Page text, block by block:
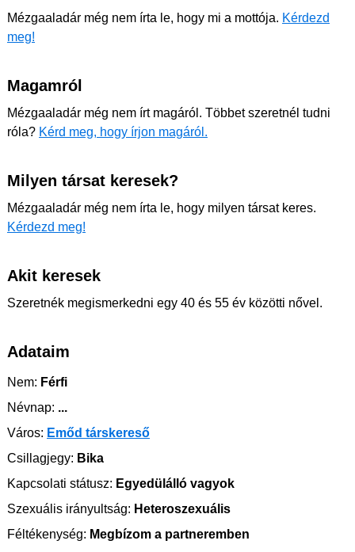
Mézgaaladár még nem írta le, hogy mi a mottója. Kérdezd
meg!
Magamról
Mézgaaladár még nem írt magáról. Többet szeretnél tudni
róla? Kérd meg, hogy írjon magáról.
Milyen társat keresek?
Mézgaaladár még nem írta le, hogy milyen társat keres.
Kérdezd meg!
Akit keresek
Szeretnék megismerkedni egy 40 és 55 év közötti nővel.
Adataim
Nem: Férfi
Névnap: ...
Város: Emőd társkereső
Csillagjegy: Bika
Kapcsolati státusz: Egyedülálló vagyok
Szexuális irányultság: Heteroszexuális
Féltékenység: Megbízom a partneremben